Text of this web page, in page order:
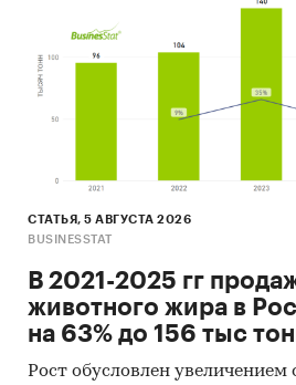
СТАТЬЯ, 5 АВГУСТА 2026
BUSINESSTAT
В 2021-2025 гг
животного жира в
на 63% до 156 тыс
Рост обусловлен увеличением